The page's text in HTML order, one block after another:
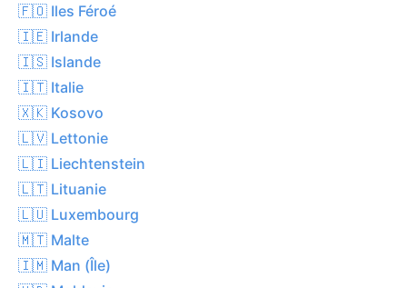
🇫🇴 Iles Féroé
🇮🇪 Irlande
🇮🇸 Islande
🇮🇹 Italie
🇽🇰 Kosovo
🇱🇻 Lettonie
🇱🇮 Liechtenstein
🇱🇹 Lituanie
🇱🇺 Luxembourg
🇲🇹 Malte
🇮🇲 Man (Île)